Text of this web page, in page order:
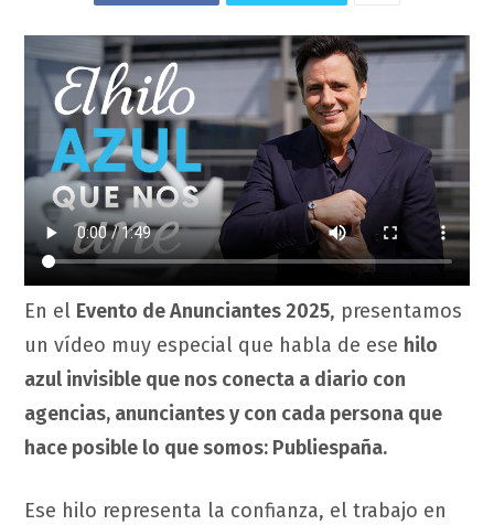
En el Evento de Anunciantes 2025, presentamos
un vídeo muy especial que habla de ese hilo
azul invisible que nos conecta a diario con
agencias, anunciantes y con cada persona que
hace posible lo que somos: Publiespaña.
Ese hilo representa la confianza, el trabajo en